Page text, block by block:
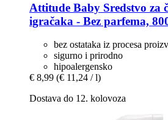
Attitude Baby Sredstvo za
igračaka -​ Bez parfema,
bez ostataka iz procesa
sigurno i prirodno
hipoalergensko
€ 8,99 (€ 11,24 / l)
Dostava do 12. kolovoza